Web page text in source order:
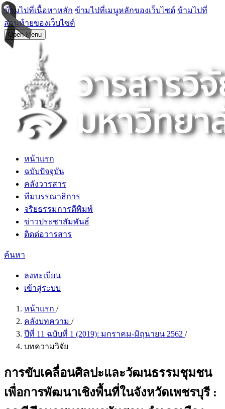
ข้ามไปที่เนื้อหาหลัก ข้ามไปที่เมนูหลักของเว็บไซต์ ข้ามไปที่
ส่วนท้ายของเว็บไซต์
Open Menu
หน้าแรก
ฉบับปัจจุบัน
คลังวารสาร
ทีมบรรณาธิการ
จริยธรรมการตีพิมพ์
ข่าวประชาสัมพันธ์
ติดต่อวารสาร
ค้นหา
ลงทะเบียน
เข้าสู่ระบบ
หน้าแรก /
คลังบทความ /
ปีที่ 11 ฉบับที่ 1 (2019): มกราคม-มิถุนายน 2562 /
บทความวิจัย
การขับเคลื่อนศิลปะและวัฒนธรรมชุมชน
เพื่อการพัฒนาเชิงพื้นที่ในจังหวัดเพชรบุรี :